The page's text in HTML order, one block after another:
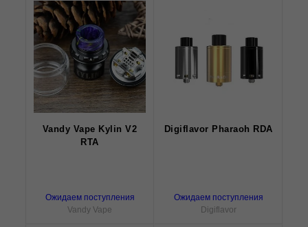
Vandy Vape Kylin V2
RTA
Ожидаем поступления
Vandy Vape
Digiflavor Pharaoh RDA
Ожидаем поступления
Digiflavor